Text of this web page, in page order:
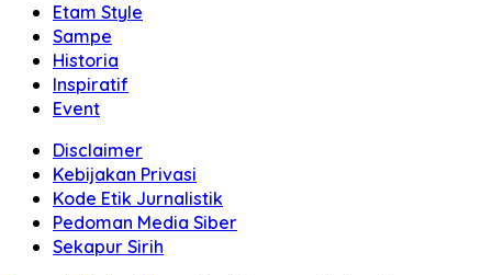
Etam Style
Sampe
Historia
Inspiratif
Event
Disclaimer
Kebijakan Privasi
Kode Etik Jurnalistik
Pedoman Media Siber
Sekapur Sirih